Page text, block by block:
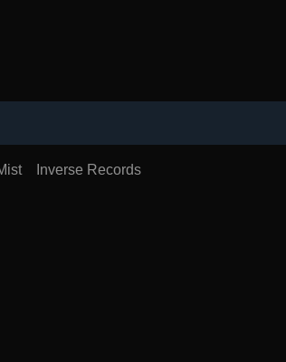
Inverse Records